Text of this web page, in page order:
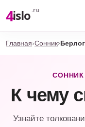
4islo .ru
Главная Сонник
СОННИК
К чему
Узнайте